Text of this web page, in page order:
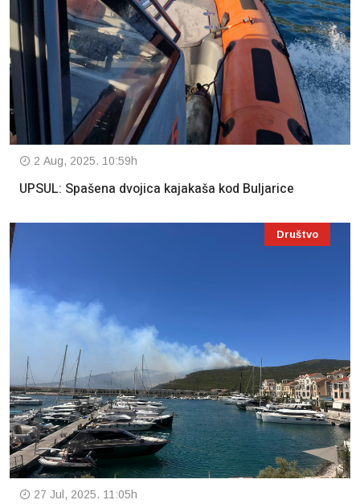
2 Aug, 2025. 10:59h
UPSUL: Spašena dvojica kajakaša kod Buljarice
Društvo
27 Jul, 2025. 11:05h